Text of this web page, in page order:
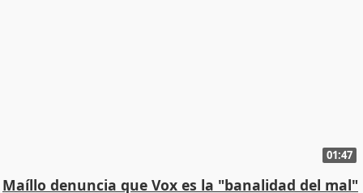
01:47
Maíllo denuncia que Vox es la "banalidad del mal"